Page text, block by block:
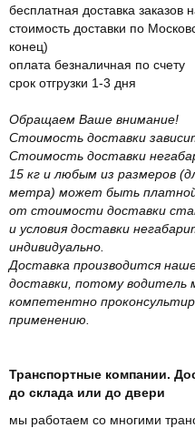
бесплатная доставка заказов
стоимость доставки по
конец)
оплата безналичная по счету
срок отгрузки 1-3 дня
Обращаем Ваше внимание!
Стоимость доставки
Стоимость доставки
15 кг и любым из размеров
метра) может быть
от стоимости доставки
и условия доставки
индивидуально.
Доставка производится
доставки, потому водитель
компетентно
применению.
Транспортные компании.
до склада или до двери
мы работаем со многими